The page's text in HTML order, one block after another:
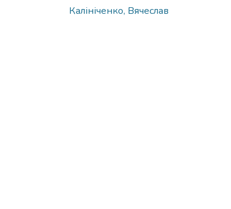
Калініченко, Вячеслав